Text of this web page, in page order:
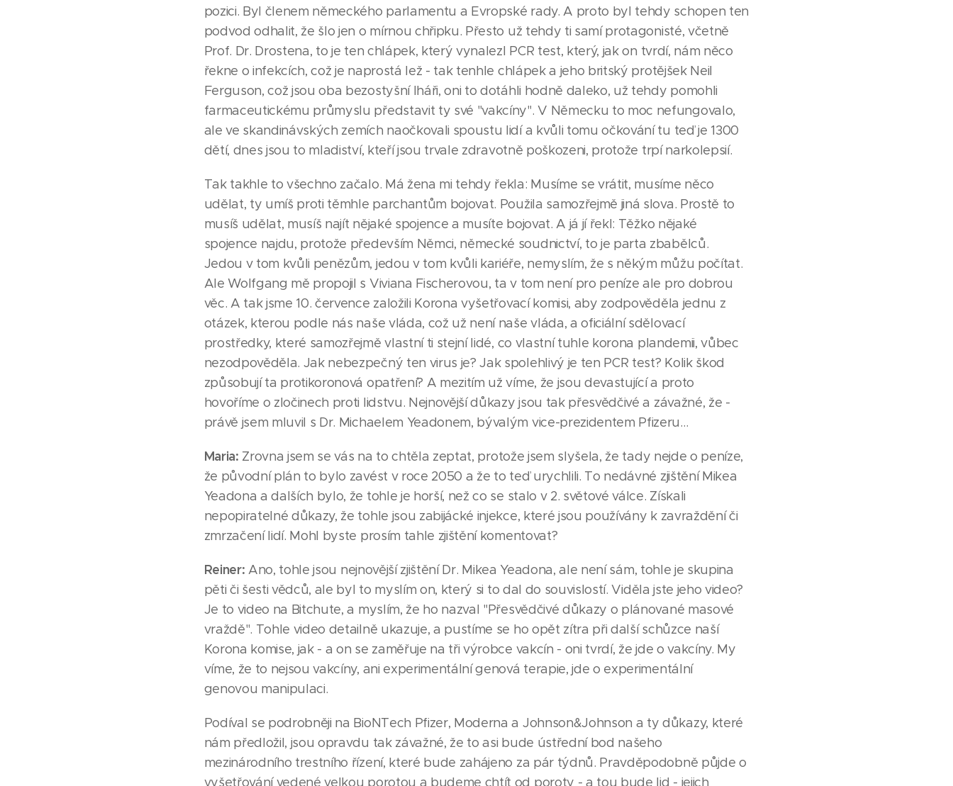
pozici. Byl členem německého parlamentu a Evropské rady. A proto byl tehdy schopen ten
podvod odhalit, že šlo jen o mírnou chřipku. Přesto už tehdy ti samí protagonisté, včetně
Prof. Dr. Drostena, to je ten chlápek, který vynalezl PCR test, který, jak on tvrdí, nám něco
řekne o infekcích, což je naprostá lež - tak tenhle chlápek a jeho britský protějšek Neil
Ferguson, což jsou oba bezostyšní lháři, oni to dotáhli hodně daleko, už tehdy pomohli
farmaceutickému průmyslu představit ty své "vakcíny". V Německu to moc nefungovalo,
ale ve skandinávských zemích naočkovali spoustu lidí a kvůli tomu očkování tu teď je 1300
dětí, dnes jsou to mladiství, kteří jsou trvale zdravotně poškozeni, protože trpí narkolepsií.
Tak takhle to všechno začalo. Má žena mi tehdy řekla: Musíme se vrátit, musíme něco
udělat, ty umíš proti těmhle parchantům bojovat. Použila samozřejmě jiná slova. Prostě to
musíš udělat, musíš najít nějaké spojence a musíte bojovat. A já jí řekl: Těžko nějaké
spojence najdu, protože především Němci, německé soudnictví, to je parta zbabělců.
Jedou v tom kvůli penězům, jedou v tom kvůli kariéře, nemyslím, že s někým můžu počítat.
Ale Wolfgang mě propojil s Viviana Fischerovou, ta v tom není pro peníze ale pro dobrou
věc. A tak jsme 10. července založili Korona vyšetřovací komisi, aby zodpověděla jednu z
otázek, kterou podle nás naše vláda, což už není naše vláda, a oficiální sdělovací
prostředky, které samozřejmě vlastní ti stejní lidé, co vlastní tuhle korona plandemii, vůbec
nezodpověděla. Jak nebezpečný ten virus je? Jak spolehlivý je ten PCR test? Kolik škod
způsobují ta protikoronová opatření? A mezitím už víme, že jsou devastující a proto
hovoříme o zločinech proti lidstvu. Nejnovější důkazy jsou tak přesvědčivé a závažné, že -
právě jsem mluvil s Dr. Michaelem Yeadonem, bývalým vice-prezidentem Pfizeru...
Maria: Zrovna jsem se vás na to chtěla zeptat, protože jsem slyšela, že tady nejde o peníze,
že původní plán to bylo zavést v roce 2050 a že to teď urychlili. To nedávné zjištění Mikea
Yeadona a dalších bylo, že tohle je horší, než co se stalo v 2. světové válce. Získali
nepopiratelné důkazy, že tohle jsou zabijácké injekce, které jsou používány k zavraždění či
zmrzačení lidí. Mohl byste prosím tahle zjištění komentovat?
Reiner: Ano, tohle jsou nejnovější zjištění Dr. Mikea Yeadona, ale není sám, tohle je skupina
pěti či šesti vědců, ale byl to myslím on, který si to dal do souvislostí. Viděla jste jeho video?
Je to video na Bitchute, a myslím, že ho nazval "Přesvědčivé důkazy o plánované masové
vraždě". Tohle video detailně ukazuje, a pustíme se ho opět zítra při další schůzce naší
Korona komise, jak - a on se zaměřuje na tři výrobce vakcín - oni tvrdí, že jde o vakcíny. My
víme, že to nejsou vakcíny, ani experimentální genová terapie, jde o experimentální
genovou manipulaci.
Podíval se podrobněji na BioNTech Pfizer, Moderna a Johnson&Johnson a ty důkazy, které
nám předložil, jsou opravdu tak závažné, že to asi bude ústřední bod našeho
mezinárodního trestního řízení, které bude zahájeno za pár týdnů. Pravděpodobně půjde o
vyšetřování vedené velkou porotou a budeme chtít od poroty - a tou bude lid - jejich